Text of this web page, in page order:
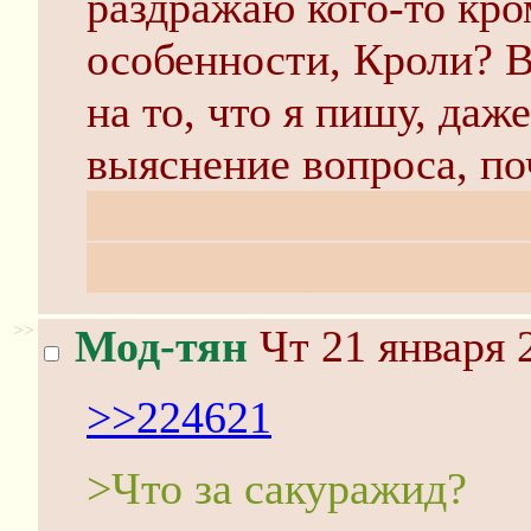
особенности, Кроли?
на то, что я пишу,
выяснение вопроса,
>> Мод-тян Чт 21 января
>>224621
>Что за сакуражид?